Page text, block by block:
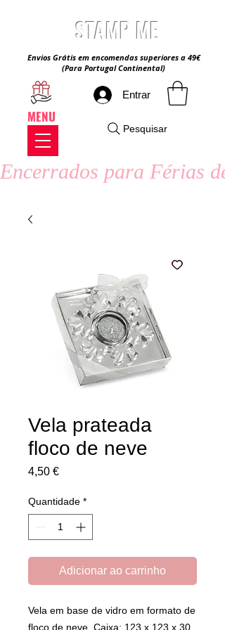
MENU
Envios Grátis em encomendas superiores a 49€
(Para Portugal Continental)
Entrar
STAMP ME
Pesquisar
Encerrados para Férias
Vela prateada
floco de neve
4,50 €Preço
Quantidade *
Adicionar ao carrinho
Vela em base de vidro em formato de
floco de neve. Caixa: 123 x 123 x 30